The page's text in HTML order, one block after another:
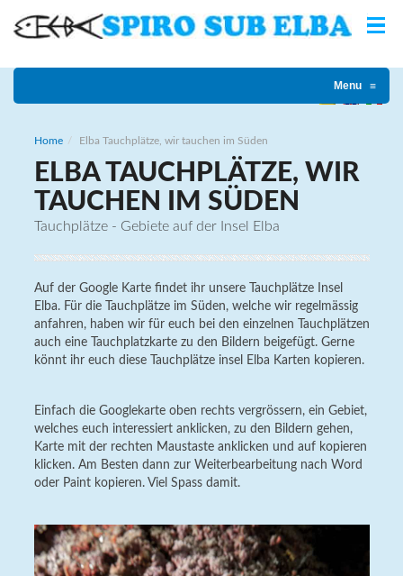
Menu ≡
Home Elba Tauchplätze, wir tauchen im Süden
ELBA TAUCHPLÄTZE, WIR
TAUCHEN IM SÜDEN
Tauchplätze - Gebiete auf der Insel Elba
Auf der Google Karte findet ihr unsere Tauchplätze Insel
Elba. Für die Tauchplätze im Süden, welche wir regelmässig
anfahren, haben wir für euch bei den einzelnen Tauchplätzen
auch eine Tauchplatzkarte zu den Bildern beigefügt. Gerne
könnt ihr euch diese Tauchplätze insel Elba Karten kopieren.
Einfach die Googlekarte oben rechts vergrössern, ein Gebiet,
welches euch interessiert anklicken, zu den Bildern gehen,
Karte mit der rechten Maustaste anklicken und auf kopieren
klicken. Am Besten dann zur Weiterbearbeitung nach Word
oder Paint kopieren. Viel Spass damit.